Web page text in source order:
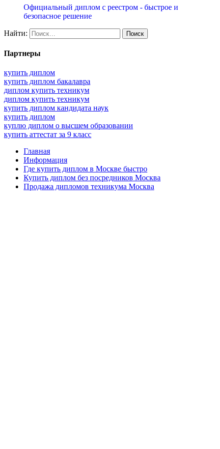
Официальный диплом с реестром - быстрое и
безопасное решение
Найти:
Партнеры
купить диплом
купить диплом бакалавра
диплом купить техникум
диплом купить техникум
купить диплом кандидата наук
купить диплом
куплю диплом о высшем образовании
купить аттестат за 9 класс
Главная
Информация
Где купить диплом в Москве быстро
Купить диплом без посредников Москва
Продажа дипломов техникума Москва